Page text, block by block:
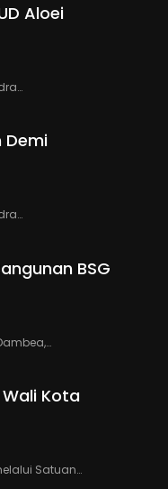
Aloei
Demi
BSG
Kota
Satuan…